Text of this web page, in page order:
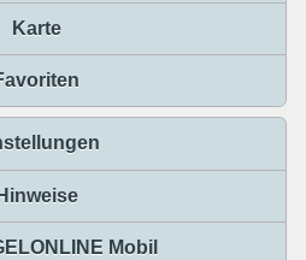
Karte
Hinweise
Mobil